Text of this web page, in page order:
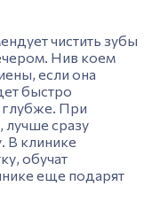
чистить зубы
Нив коем
если она
быстро
глубже. При
лучше сразу
В клинике
обучат
еще подарят